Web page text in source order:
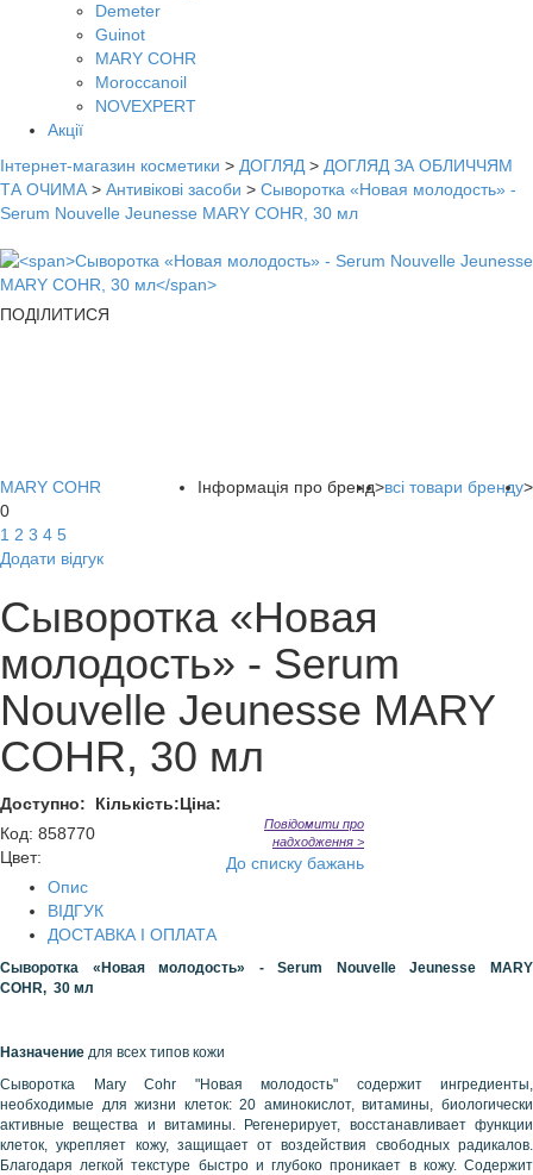
Demeter
Guinot
MARY COHR
Moroccanoil
NOVEXPERT
Акції
Інтернет-магазин косметики > ДОГЛЯД > ДОГЛЯД ЗА ОБЛИЧЧЯМ
ТА ОЧИМА > Антивікові засоби > Сыворотка «Новая молодость» -
Serum Nouvelle Jeunesse MARY COHR, 30 мл
ПОДІЛИТИСЯ
Інформація про бренд>всі товари бренду>
MARY COHR
0
1 2 3 4 5
Додати відгук
Сыворотка «Новая
молодость» - Serum
Nouvelle Jeunesse MARY
COHR, 30 мл
Доступно: Кількість:Ціна:
Код: 858770
Цвет:
Повідомити про
надходження >
До списку бажань
Опис
ВІДГУК
ДОСТАВКА І ОПЛАТА
Сыворотка «Новая молодость» - Serum Nouvelle Jeunesse MARY
COHR, 30 мл
Назначение для всех типов кожи
Сыворотка Mary Cohr "Новая молодость" содержит ингредиенты,
необходимые для жизни клеток: 20 аминокислот, витамины, биологически
активные вещества и витамины. Регенерирует, восстанавливает функции
клеток, укрепляет кожу, защищает от воздействия свободных радикалов.
Благодаря легкой текстуре быстро и глубоко проникает в кожу. Содержит